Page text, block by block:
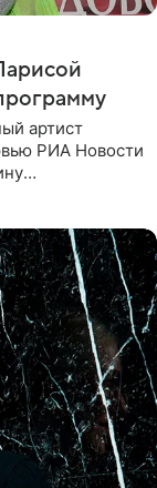
артист
РИА Новости